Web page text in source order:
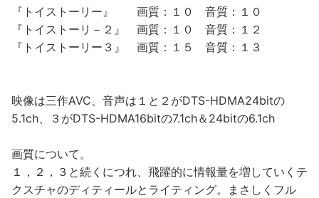
『トイストーリー』 画質：１０ 音質：１０
『トイストーリ－２』 画質：１０ 音質：１２
『トイストーリー３』 画質：１５ 音質：１３
映像は三作AVC、音声は１と２がDTS-HDMA24bitの
5.1ch、３がDTS-HDMA16bitの7.1ch＆24bitの6.1ch
画質について。
１，２，３と続くにつれ、飛躍的に情報量を増していくテ
クスチャのディティールとライティング。まさしくフル